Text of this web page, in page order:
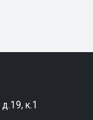
к.1